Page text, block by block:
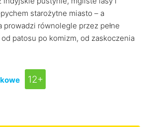
starożytne miasto – a
prowadzi równolegle przez pełne
patosu po komizm, od zaskoczenia
12+